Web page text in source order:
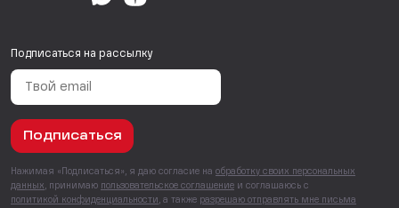
Подписаться на рассылку
Подписаться
Нажимая «Подписаться», я даю согласие на обработку своих персональных
данных , принимаю пользовательское соглашение и соглашаюсь с
политикой конфиденциальности , а также разрешаю отправлять мне письма